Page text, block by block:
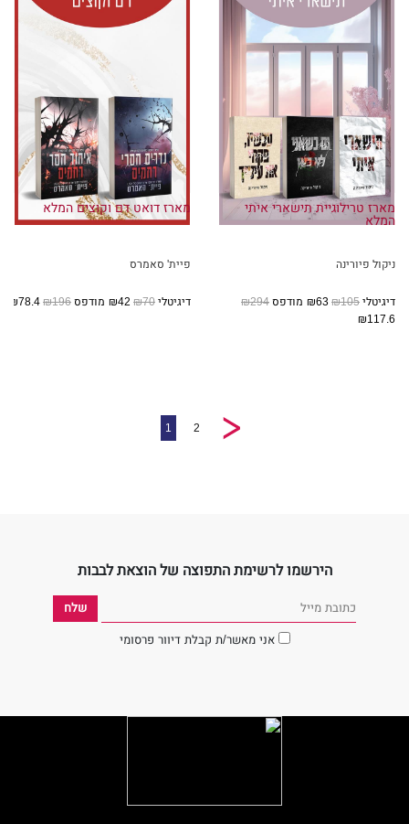
מארז טרילוגיית תישארי איתי
המלא
ניקול פיורינה
דיגיטלי₪105 מודפס₪294
₪117.6
מארז דואט דם וקוצים המלא
פיית' סאמרס
דיגיטלי₪70 מודפס₪196
2
1
הירשמו לרשימת התפוצה של הוצאת לבבות
אני מאשר/ת קבלת דיוור פרסומי